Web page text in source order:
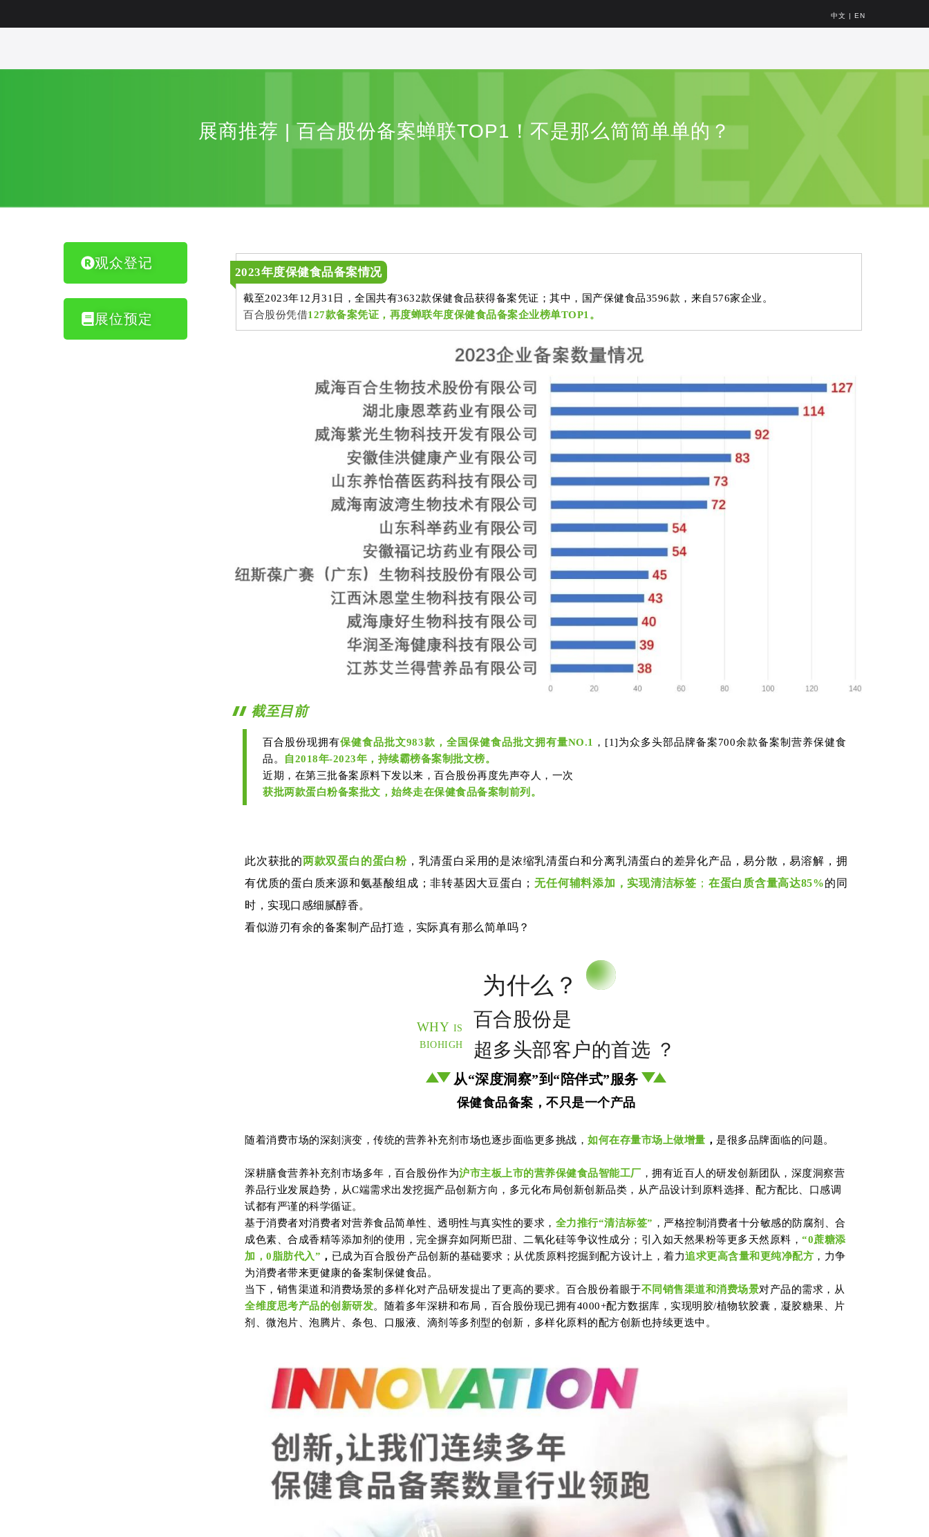
中文 | EN
展商推荐 | 百合股份备案蝉联TOP1！不是那么简简单单的？
观众登记
展位预定
2023年度保健食品备案情况
截至2023年12月31日，全国共有3632款保健食品获得备案凭证；其中，国产保健食品3596款，来自576家企业。
百合股份凭借127款备案凭证，再度蝉联年度保健食品备案企业榜单TOP1。
截至目前
百合股份现拥有保健食品批文983款，全国保健食品批文拥有量NO.1
，[1]为众多头部品牌备案700余款备案制营养保健食
品。
自2018年-2023年，持续霸榜备案制批文榜。
近期，在第三批备案原料下发以来，百合股份再度先声夺人， 一次
获批两款蛋白粉备案批文，始终走在保健食品备案制前列。
此次获批的两款双蛋白的蛋白粉，乳清蛋白采用的是浓缩乳清蛋白和分离乳清蛋白的差异化产品，易分散，易溶解，拥
有优质的蛋白质来源和氨基酸组成；非转基因大豆蛋白； 无任何辅料添加，实现清洁标签 ； 在蛋白质含量高达85%的同
时，实现口感细腻醇香。
看似游刃有余的备案制产品打造，实际真有那么简单吗？
为什么？
WHY IS
BIOHIGH
百合股份是
超多头部客户的首选 ？
从“深度洞察”到“陪伴式”服务
保健食品备案，不只是一个产品
随着消费市场的深刻演变，传统的营养补充剂市场也逐步面临更多挑战， 如何在存量市场上做增量 ， 是很多品牌面临的问题。
深耕膳食营养补充剂市场多年，百合股份作为沪市主板上市的营养保健食品智能工厂 ，拥有近百人的研发创新团队，深度洞察营
养品行业发展趋势，从C端需求出发挖掘产品创新方向，多元化布局创新创新品类，从产品设计到原料选择、配方配比、口感调
试都有严谨的科学循证。
基于消费者对消费者对营养食品简单性、透明性与真实性的要求， 全力推行“清洁标签” ，严格控制消费者十分敏感的防腐剂、合
成色素、合成香精等添加剂的使用，完全摒弃如阿斯巴甜、二氧化硅等争议性成分；引入如天然果粉等更多天然原料， “0蔗糖添
加，0脂肪代入” ， 已成为百合股份产品创新的基础要求；从优质原料挖掘到配方设计上，着力追求更高含量和更纯净配方 ，力争
为消费者带来更健康的备案制保健食品。
当下，销售渠道和消费场景的多样化对产品研发提出了更高的要求。百合股份着眼于不同销售渠道和消费场景对产品的需求，从
全维度思考产品的创新研发。随着多年深耕和布局，百合股份现已拥有4000+配方数据库，实现明胶/植物软胶囊，凝胶糖果、片
剂、微泡片、泡腾片、条包、口服液、滴剂等多剂型的创新，多样化原料的配方创新也持续更迭中。